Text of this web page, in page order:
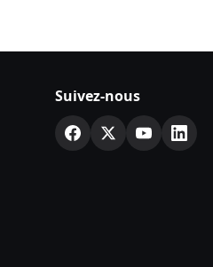
Suivez-nous